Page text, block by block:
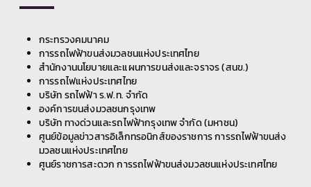
กระทรวงคมนาคม
การรถไฟฟ้าขนส่งมวลชนแห่งประเทศไทย
สำนักงานนโยบายและแผนการขนส่งและจราจร (สนข.)
การรถไฟแห่งประเทศไทย
บริษัท รถไฟฟ้า ร.ฟ.ท. จำกัด
องค์การขนส่งมวลชนกรุงเทพ
บริษัท ทางด่วนและรถไฟฟ้ากรุงเทพ จำกัด (มหาชน)
ศูนย์ข้อมูลข่าวสารอิเล็กทรอนิกส์ของราชการ การรถไฟฟ้าขนส่ง
มวลชนแห่งประเทศไทย
ศูนย์ราชการสะดวก การรถไฟฟ้าขนส่งมวลชนแห่งประเทศไทย